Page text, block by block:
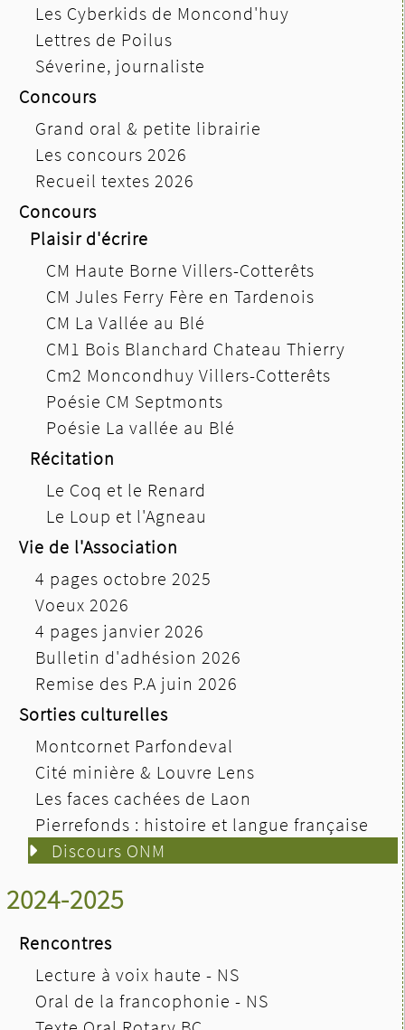
Les Cyberkids de Moncond'huy
Lettres de Poilus
Séverine, journaliste
Concours
Grand oral & petite librairie
Les concours 2026
Recueil textes 2026
Concours
Plaisir d'écrire
CM Haute Borne Villers-Cotterêts
CM Jules Ferry Fère en Tardenois
CM La Vallée au Blé
CM1 Bois Blanchard Chateau Thierry
Cm2 Moncondhuy Villers-Cotterêts
Poésie CM Septmonts
Poésie La vallée au Blé
Récitation
Le Coq et le Renard
Le Loup et l'Agneau
Vie de l'Association
4 pages octobre 2025
Voeux 2026
4 pages janvier 2026
Bulletin d'adhésion 2026
Remise des P.A juin 2026
Sorties culturelles
Montcornet Parfondeval
Cité minière & Louvre Lens
Les faces cachées de Laon
Pierrefonds : histoire et langue française
Discours ONM
2024-2025
Rencontres
Lecture à voix haute - NS
Oral de la francophonie - NS